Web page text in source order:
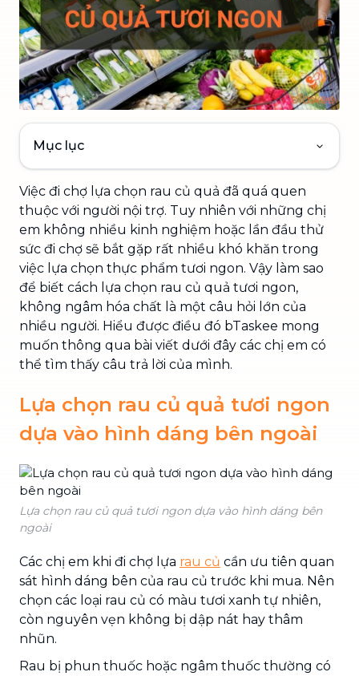
Mục lục
Việc đi chợ lựa chọn rau củ quả đã quá quen
thuộc với người nội trợ. Tuy nhiên với những chị
em không nhiều kinh nghiệm hoặc lần đầu thử
sức đi chợ sẽ bắt gặp rất nhiều khó khăn trong
việc lựa chọn thực phẩm tươi ngon. Vậy làm sao
để biết cách lựa chọn rau củ quả tươi ngon,
không ngâm hóa chất là một câu hỏi lớn của
nhiều người. Hiểu được điều đó bTaskee mong
muốn thông qua bài viết dưới đây các chị em có
thể tìm thấy câu trả lời của mình.
Lựa chọn rau củ quả tươi ngon
dựa vào hình dáng bên ngoài
Lựa chọn rau củ quả tươi ngon dựa vào hình dáng bên
ngoài
Các chị em khi đi chợ lựa rau củ cần ưu tiên quan
sát hình dáng bên của rau củ trước khi mua. Nên
chọn các loại rau củ có màu tươi xanh tự nhiên,
còn nguyên vẹn không bị dập nát hay thâm
nhũn.
Rau bị phun thuốc hoặc ngâm thuốc thường có